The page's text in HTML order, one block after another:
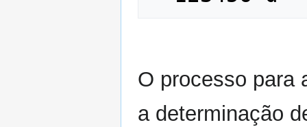
O processo para
a determinação